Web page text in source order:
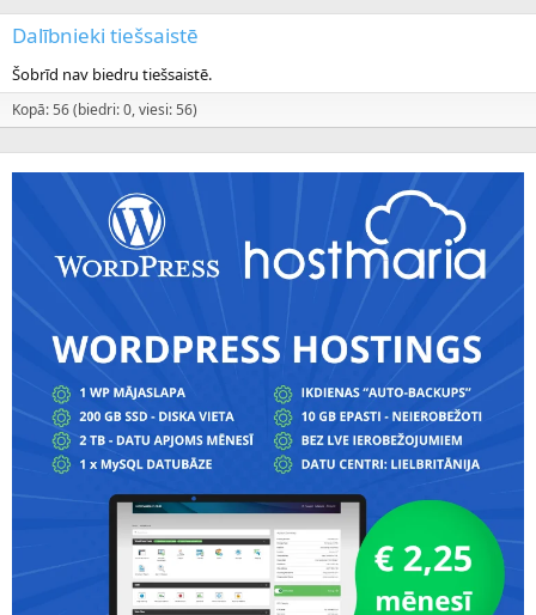
Dalībnieki tiešsaistē
Šobrīd nav biedru tiešsaistē.
Kopā: 56 (biedri: 0, viesi: 56)